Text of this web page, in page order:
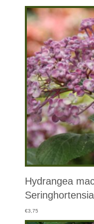
Hydrangea
Seringhortensia
€3,75